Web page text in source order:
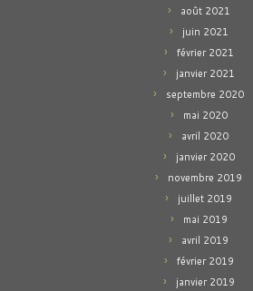
août 2021
juin 2021
février 2021
janvier 2021
septembre 2020
mai 2020
avril 2020
janvier 2020
novembre 2019
juillet 2019
mai 2019
avril 2019
février 2019
janvier 2019